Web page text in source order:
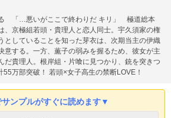
「…悪いがここで終わりだ キリ」 極道総本
、京極組若頭・貴理人と恋人同士。宇久須家の権
としていることを知った芽衣は、次期当主の伊織
意する。一方、薫子の弱みを握るため、彼女が主
だ貴理人。根岸組・片喰に見つかり、銃を突きつ
万部突破！ 若頭×女子高生の禁断LOVE！
ンプルがすぐに読めます▼